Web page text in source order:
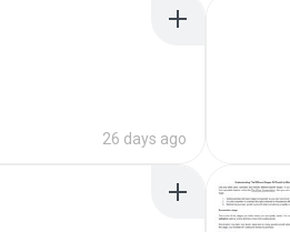
26 days ago